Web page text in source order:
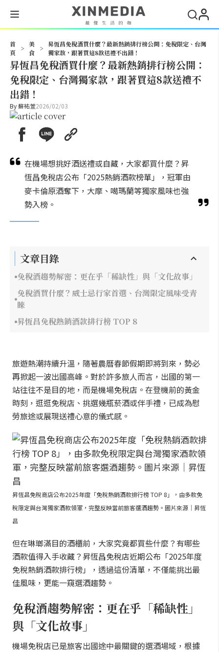
首
頁
>
美
食
>
昇恆昌免稅酒買什麼？最新熱銷排行榜公開：免稅限定、台灣
獨家款，跟著買這8款送禮不出錯！
昇恆昌免稅酒買什麼？最新熱銷排行榜公開：
免稅限定、台灣獨家款，跟著買這8款送禮不
出錯！
By蘇祐萱2026/02/03
在機場想挑好酒送禮或自藏，大家都買什麼？昇
恆昌免稅店公布「2025熱銷酒款榜單」，冠軍由
麥卡倫原酒奪下，大摩、噶瑪蘭等獨家風味也強
勢入榜。
文章目錄
免稅酒趨勢解密：更在乎「稀缺性」與「文化故事」
免稅酒買什麼？威士忌行家首選、台灣限定風味受青
睞
昇恆昌免稅熱銷酒款排行榜 TOP 8
旅遊熱潮持續升溫，隨著農曆春節假期即將到來，勢必
再掀起一波出國高峰。對於許多旅人而言，出國的第一
站往往不是目的地，而是機場免稅店。在登機前的黃金
時刻，逛逛免稅店、挑選幾瓶菸酒或伴手禮，已成為慰
勞旅途或展現送禮心意的儀式感。
昇恆昌免稅商店公布2025年度「免稅熱銷酒款排行榜 TOP 8」，由多款免
稅限定與台灣獨家酒款領軍，完整反映當前旅客選酒趨勢。圖片來源｜昇恆
昌
但在琳瑯滿目的酒櫃前，大家究竟都買些什麼？有哪些
酒款值得入手收藏？昇恆昌免稅店近期公布「2025年度
免稅熱銷酒款排行榜」，透過這份清單，不僅能挑出最
佳風味，更能一窺選酒趨勢。
免稅酒趨勢解密：更在乎「稀缺性」
與「文化故事」
機場免稅店已是旅客出國途中最關鍵的選酒場域，根據